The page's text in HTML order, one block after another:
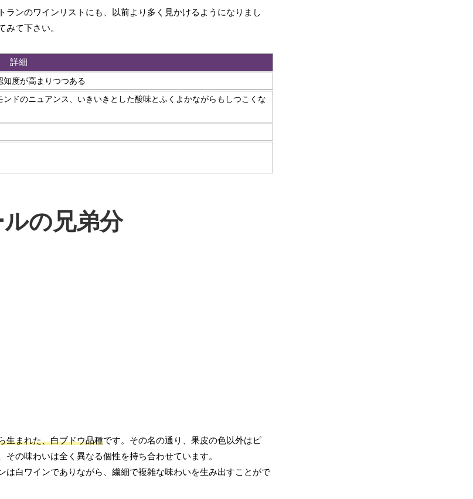
ランのワインリストにも、以前より多く見かけるようになりまし
て下さい。
詳細
知度が高まりつつある
ドのニュアンス、いきいきとした酸味とふくよかながらもしつこくな
の兄弟分
生まれた、白ブドウ品種です。その名の通り、果皮の色以外はピ
の味わいは全く異なる個性を持ち合わせています。
白ワインでありながら、繊細で複雑な味わいを生み出すことがで